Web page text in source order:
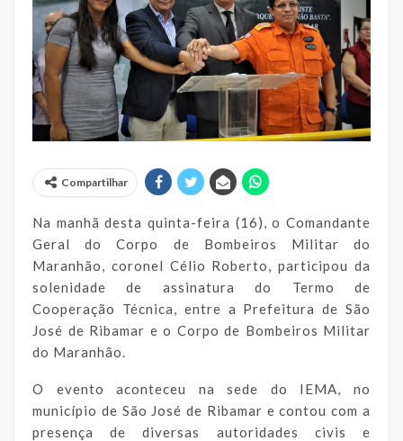
Compartilhar
Na manhã desta quinta-feira (16), o Comandante
Geral do Corpo de Bombeiros Militar do
Maranhão, coronel Célio Roberto, participou da
solenidade de assinatura do Termo de
Cooperação Técnica, entre a Prefeitura de São
José de Ribamar e o Corpo de Bombeiros Militar
do Maranhão.
O evento aconteceu na sede do IEMA, no
município de São José de Ribamar e contou com a
presença de diversas autoridades civis e